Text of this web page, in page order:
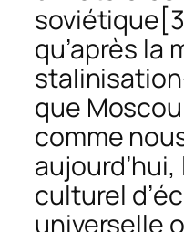
soviétique
qu’après la
que
comme
culturel
universelle